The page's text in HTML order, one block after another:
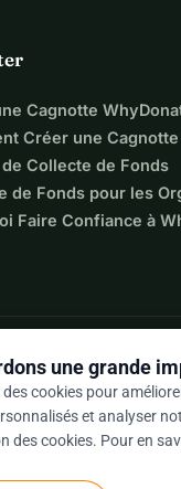
Cagnotte
Créer une
Collecte de Fonds
de Fonds pour les
Faire Confiance à
une grande
cookies pour
et analyser
des cookies. Pour en